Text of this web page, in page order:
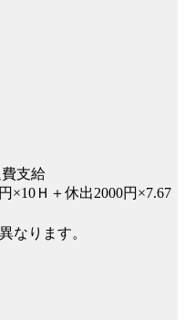
支給
×10Ｈ＋休出2000円×7.67
なります。